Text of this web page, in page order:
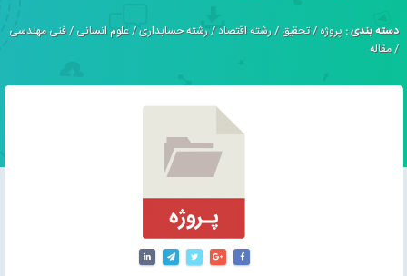
دسته بندی : پروژه/تحقیق/رشته اقتصاد/رشته حسابداری/علوم انسانی/فنی مهندسی
/مقاله